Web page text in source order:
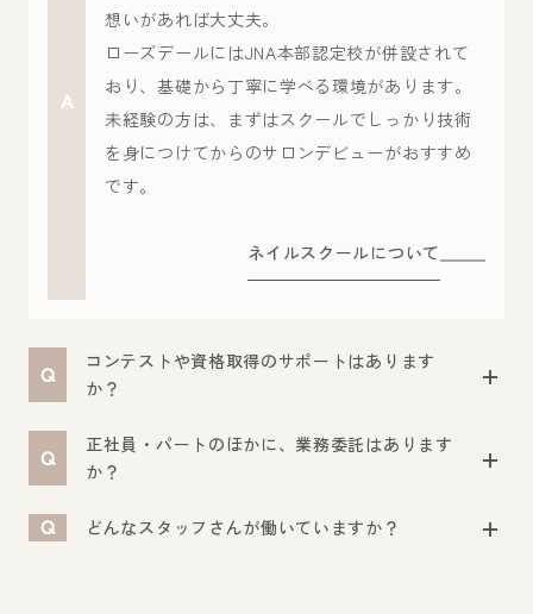
A
想いがあれば大丈夫。
ローズデールにはJNA本部認定校が併設されて
おり、基礎から丁寧に学べる環境があります。
未経験の方は、まずはスクールでしっかり技術
を身につけてからのサロンデビューがおすすめ
です。
ネイルスクールについて
Q
コンテストや資格取得のサポートはあります
か？
Q
正社員・パートのほかに、業務委託はあります
か？
Q どんなスタッフさんが働いていますか？